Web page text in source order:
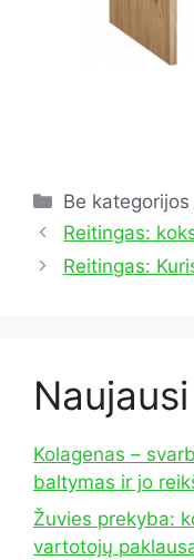
Kategorijos
Be kategorijos
Reitingas:
Reitingas:
Naujausi
Kolagenas –
baltymas ir jo
Žuvies prekyba:
vartotojų